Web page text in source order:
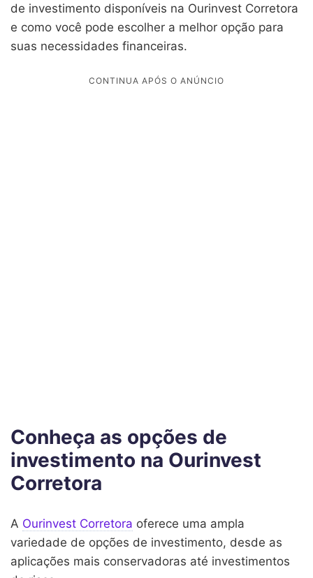
de investimento disponíveis na Ourinvest Corretora
e como você pode escolher a melhor opção para
suas necessidades financeiras.
Conheça as opções de
investimento na Ourinvest
Corretora
A Ourinvest Corretora oferece uma ampla
variedade de opções de investimento, desde as
aplicações mais conservadoras até investimentos